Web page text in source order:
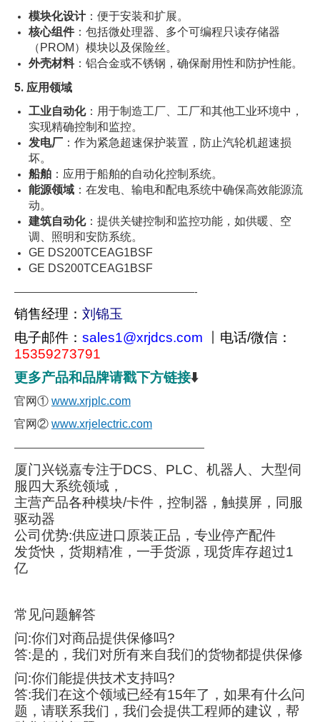
模块化设计：便于安装和扩展。
核心组件：包括微处理器、多个可编程只读存储器
（PROM）模块以及保险丝。
外壳材料：铝合金或不锈钢，确保耐用性和防护性能。
5. 应用领域
工业自动化：用于制造工厂、工厂和其他工业环境中，
实现精确控制和监控。
发电厂 ：作为紧急超速保护装置，防止汽轮机超速损
坏。
船舶 ：应用于船舶的自动化控制系统。
能源领域 ：在发电、输电和配电系统中确保高效能源流
动。
建筑自动化：提供关键控制和监控功能，如供暖、空
调、照明和安防系统。
GE DS200TCEAG1BSF
GE DS200TCEAG1BSF
——————————————————-
销售经理： 刘锦玉
电子邮件： sales1@xrjdcs.com
电话/微信：
15359273791
更多产品和品牌请戳下方链接⬇️
官网① www.xrjplc.com
官网② www.xrjelectric.com
———————————————————
厦门兴锐嘉专注于DCS、PLC、机器人、大型伺
服四大系统领域，
主营产品各种模块/卡件，控制器，触摸屏，同服
驱动器
公司优势:供应进口原装正品，专业停产配件
发货快，货期精准，一手货源，现货库存超过1
亿
常见问题解答
问:你们对商品提供保修吗?
答:是的，我们对所有来自我们的货物都提供保修
问:你们能提供技术支持吗?
答:我们在这个领域已经有15年了，如果有什么问
题，请联系我们，我们会提供工程师的建议，帮